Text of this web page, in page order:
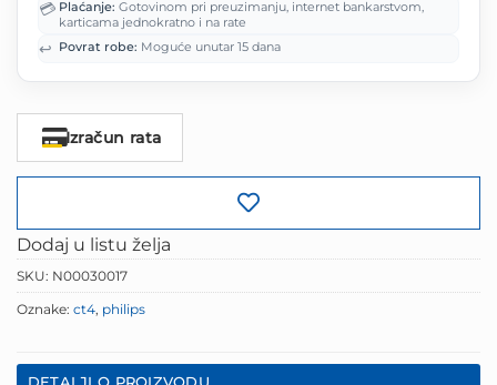
💳 Plaćanje: Gotovinom pri preuzimanju, internet bankarstvom,
karticama jednokratno i na rate
↩️ Povrat robe: Moguće unutar 15 dana
Izračun rata
Dodaj u listu želja
SKU: N00030017
Oznake: ct4, philips
DETALJI O PROIZVODU